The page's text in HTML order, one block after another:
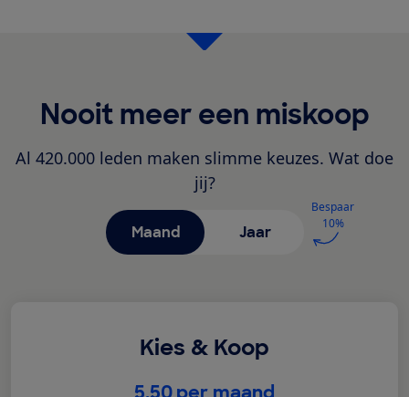
Nooit meer een miskoop
Al 420.000 leden maken slimme keuzes. Wat doe
jij?
Maand Jaar
Bespaar
10%
Kies & Koop
€